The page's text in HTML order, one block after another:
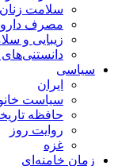
سلامت زنان
مصرف
زیبایی و
سیاسی
ایران
سیاست
حافظه
روایت روز
غزه
زمان خامنه‌ای